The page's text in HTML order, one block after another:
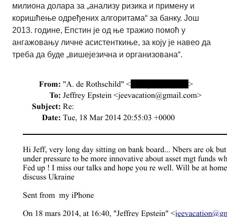
милиона долара за „анализу ризика и примену и
коришћење одређених алгоритама“ за банку. Још
2013. године, Епстин је од ње тражио помоћ у
ангажовању личне асистенткиње, за коју је навео да
треба да буде „вишејезична и организована“.